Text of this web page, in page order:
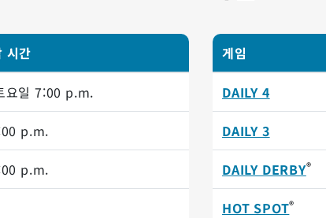
시간
요일7:00 p.m.
p.m.
p.m.
게임
DAILY 4
DAILY 3
DAILY DERBY®
HOT SPOT®